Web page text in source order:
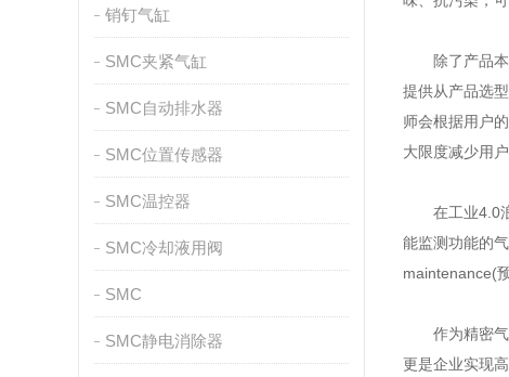
销钉气缸
SMC夹紧气缸
SMC自动排水器
SMC位置传感器
SMC温控器
SMC冷却液用阀
SMC
SMC静电消除器
除了产品本
提供从产品选
师会根据用户
大限度减少用
在工业4.0浪
能监测功能的
maintenance(
作为精密气动
更是企业实现